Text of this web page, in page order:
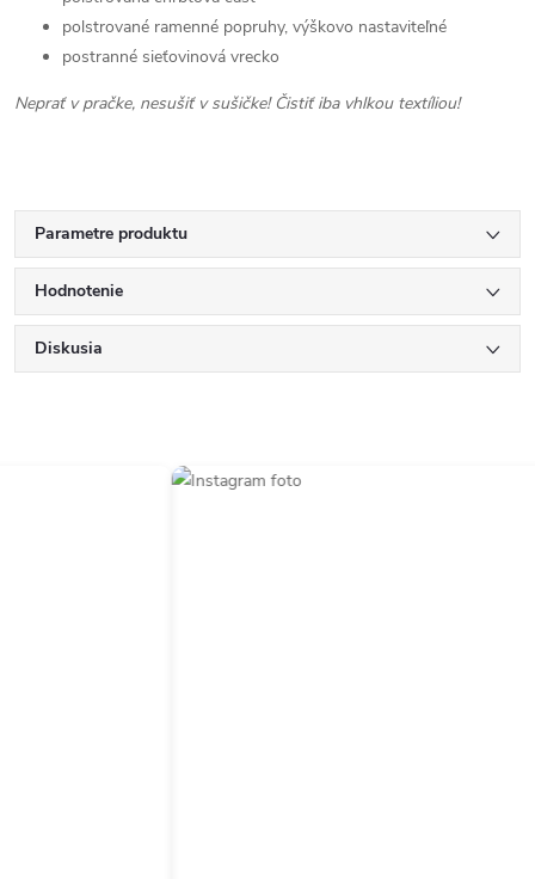
polstrované ramenné popruhy, výškovo nastaviteľné
postranné sieťovinová vrecko
Neprať v pračke, nesušiť v sušičke! Čistiť iba vhlkou textíliou!
Parametre produktu
Hodnotenie
Diskusia